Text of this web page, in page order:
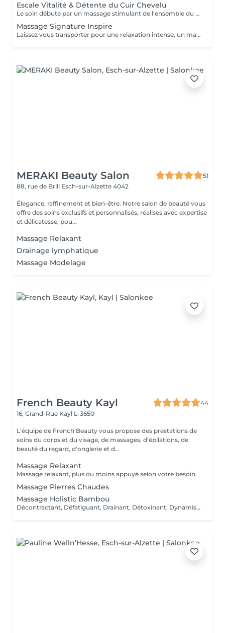
Escale Vitalité & Détente du Cuir Chevelu
Le soin débute par un massage stimulant de l'ensemble du cuir chevelu afin d'activer la microcirculation et favoriser la vitalité du cheveu. Une huile botanique rafraîchissante est appliquée sur les racines pour purifier le cuir chevelu, apporter une agréable sensation de fraîcheur et contribuer à son équilibre naturel. Une seconde huile au Neem et Coco est ensuite travaillée sur les longueurs et les pointes afin de nourrir, assouplir et protéger la fibre capillaire face aux agressions estivales telles que le soleil, le vent ou les baignades. Les manuvres lentes, enveloppantes et répétitives procurent une profonde sensation de relâchement. Les tensions accumulées se dissipent progressivement tandis que le corps et l'esprit s'abandonnent à une détente profonde. Les cheveux retrouvent douceur, souplesse et éclat, tandis que le cuir chevelu bénéficie d'un véritable bain de fraîcheur. Une parenthèse de bien-être et de calme entre deux soirées terrasses au soleil !
Massage Signature Inspire
Laissez vous transporter pour une relaxation intense, un massage doux et enveloppant à l'huile d'amande douce et aux huiles essentielles Bio. Inspirez profondément, lâchez prise et libérez les tensions aux sons de la nature.
MERAKI Beauty Salon
51
88, rue de Brill Esch-sur-Alzette 4042
Élegance, raffinement et bien-être. Notre salon de beauté vous
offre des soins exclusifs et personnalisés, réalises avec expertise
et délicatesse, pou...
Massage Relaxant
Drainage lymphatique
Massage Modelage
French Beauty Kayl
44
16, Grand-Rue Kayl L-3650
L'équipe de French'Beauty vous propose des prestations de
soins du corps et du visage, de massages, d'épilations, de
beauté du regard, d'onglerie et d...
Massage Relaxant
Massage relaxant, plus ou moins appuyé selon votre besoin.
Massage Pierres Chaudes
Massage Holistic Bambou
Décontractant, Défatiguant, Drainant, Détoxinant, Dynamisant, Dansant et Divin ! Ce massage dissout les tensions physiques et psychiques pour danser la samba avec la vie ! Ce massage profond aux mouvements rythmés enchaîne longues pressions glissées, roulées, vibrées des avant-bras. Il intègre une séquence au bambou qui roule et danse sur les muscles et se termine en percussions. Le bambou est une plante exceptionnelle. Il incarne l'apaisement, la tranquillité et la simplicité. Inspiré de la tradition chinoise, il permet de rendre la circulation sanguine plus fluide, il tonifie et relaxe le corps pour lui conférer une sensation de légèreté notamment au niveau des jambes avec les manuvres drainantes effectuées avec un bambou.